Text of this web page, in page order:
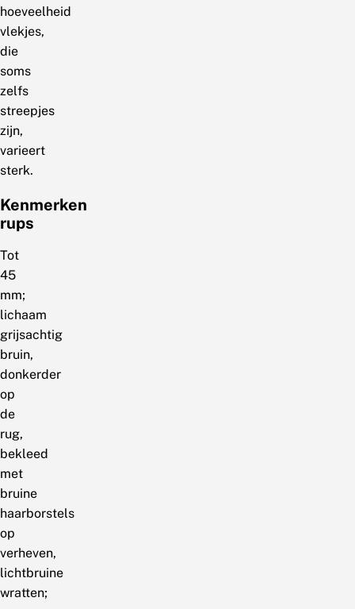
hoeveelheid
vlekjes,
die
soms
zelfs
streepjes
zijn,
varieert
sterk.
Kenmerken
rups
Tot
45
mm;
lichaam
grijsachtig
bruin,
donkerder
op
de
rug,
bekleed
met
bruine
haarborstels
op
verheven,
lichtbruine
wratten;